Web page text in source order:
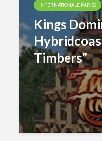
INTERNATIONALE PARKS
Kings
Timbers”